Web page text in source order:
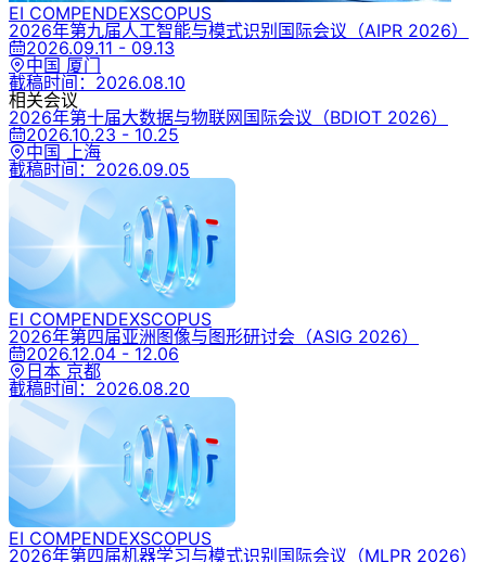
EI COMPENDEXSCOPUS
2026年第九届人工智能与模式识别国际会议 （AIPR 2026）
2026.09.11 - 09.13
中国 厦门
截稿时间： 2026.08.10
相关会议
2026年第十届大数据与物联网国际会议 （BDIOT 2026）
2026.10.23 - 10.25
中国 上海
截稿时间： 2026.09.05
EI COMPENDEXSCOPUS
2026年第四届亚洲图像与图形研讨会 （ASIG 2026）
2026.12.04 - 12.06
日本 京都
截稿时间： 2026.08.20
EI COMPENDEXSCOPUS
2026年第四届机器学习与模式识别国际会议 （MLPR 2026）